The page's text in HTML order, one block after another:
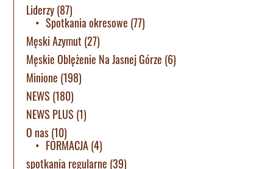
Liderzy(87)
Spotkania okresowe (77)
Męski Azymut (27)
Męskie Oblężenie Na Jasnej Górze (6)
Minione (198)
NEWS (180)
NEWS PLUS (1)
O nas(10)
FORMACJA(4)
spotkania regularne (39)